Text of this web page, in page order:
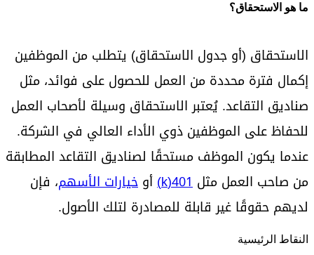
ما هو الاستحقاق؟
الاستحقاق (أو جدول الاستحقاق) يتطلب من الموظفين
إكمال فترة محددة من العمل للحصول على فوائد، مثل
صناديق التقاعد. يُعتبر الاستحقاق وسيلة لأصحاب العمل
للحفاظ على الموظفين ذوي الأداء العالي في الشركة.
عندما يكون الموظف مستحقًا لصناديق التقاعد المطابقة
من صاحب العمل مثل 401(k) أو خيارات الأسهم، فإن
لديهم حقوقًا غير قابلة للمصادرة لتلك الأصول.
النقاط الرئيسية